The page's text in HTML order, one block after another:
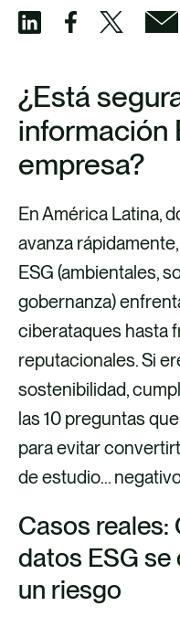
a
e
i
a
L
i
n
k
e
d
i
n
a
r
e
i
a
F
a
c
e
b
o
o
k
a
r
e
i
a
X
a
r
i
a
E
m
a
i
l
¿Está
información
empresa?
En América Latina,
avanza
ESG (ambientales,
gobernanza)
ciberataques hasta
reputacionales. Si
sostenibilidad,
las 10 preguntas
para evitar
de estudio…
Casos reales:
datos ESG
un riesgo